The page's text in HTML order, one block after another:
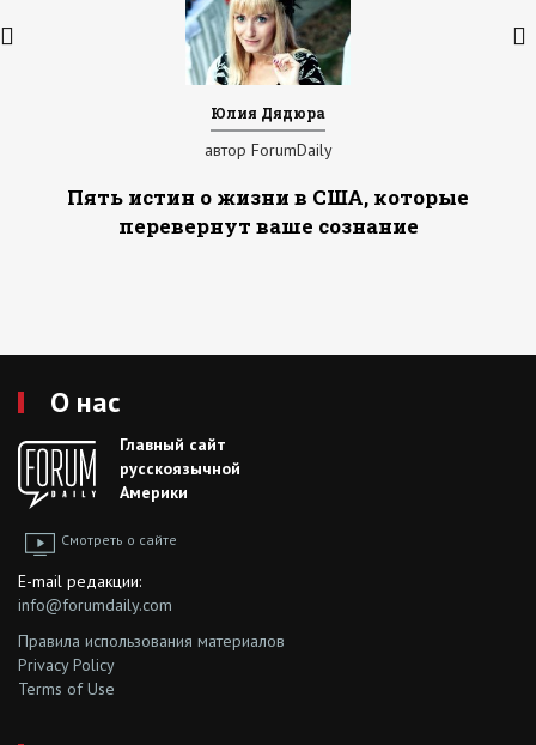
Юлия Дядюра
автор ForumDaily
Пять истин о жизни в США, которые
перевернут ваше сознание
О нас
Главный сайт
русскоязычной
Америки
Смотреть о сайте
E-mail редакции:
info@forumdaily.com
Правила использования материалов
Privacy Policy
Terms of Use